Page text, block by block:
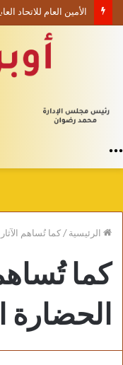
الرئيسية/كما تُساهم
كما
الحضارة